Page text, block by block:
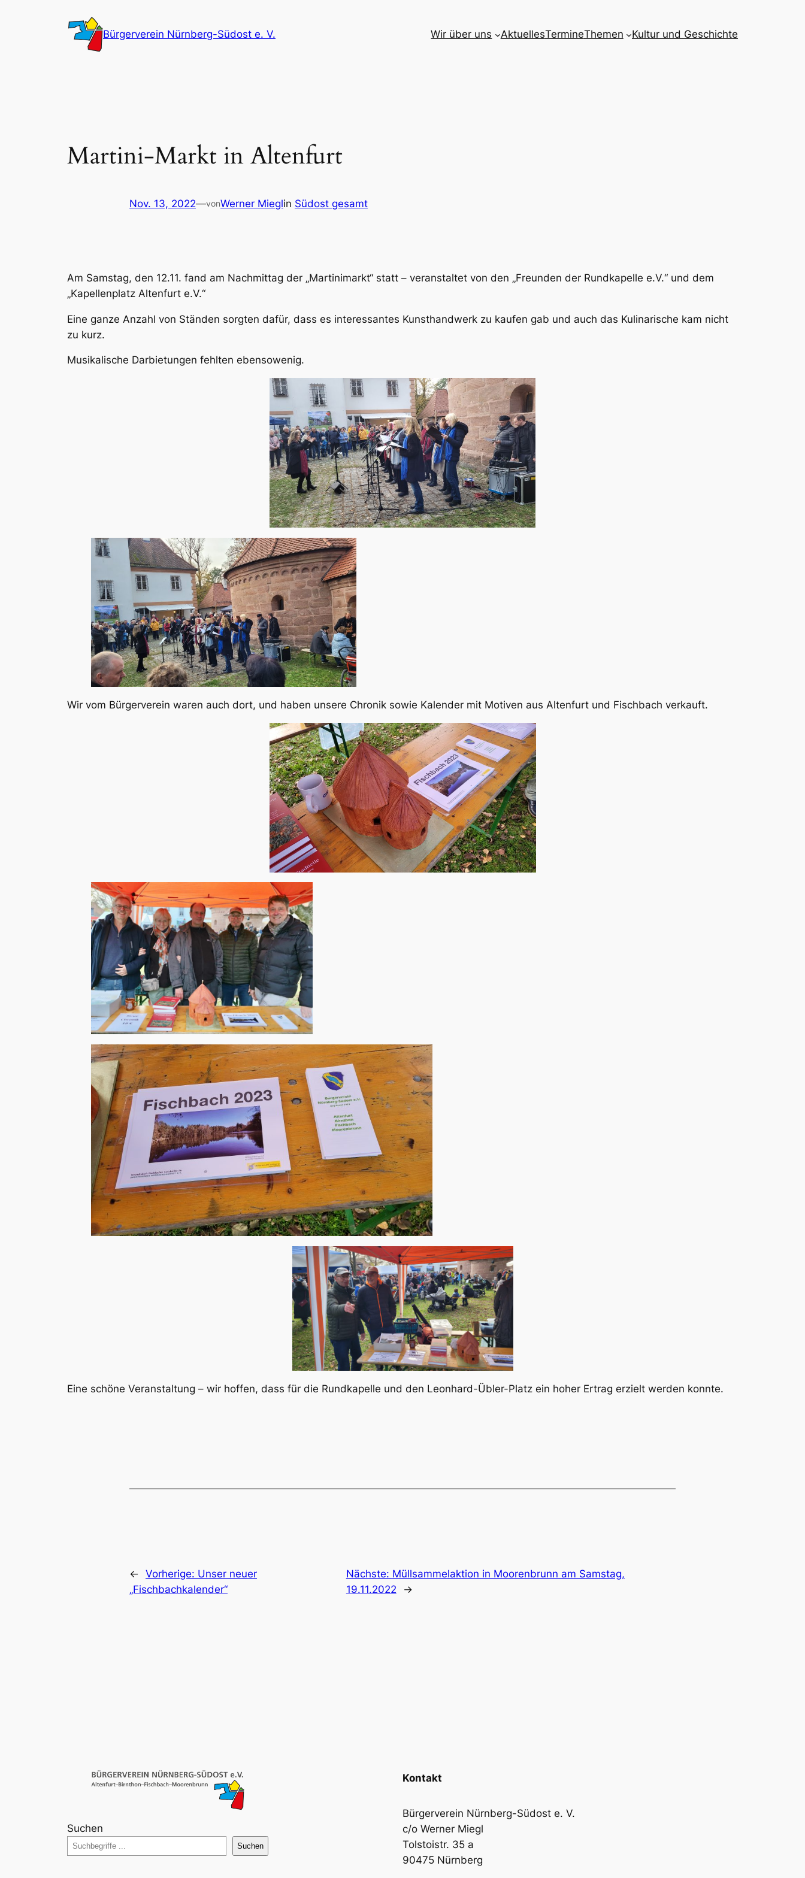
Bürgerverein Nürnberg-Südost e. V. Wir über uns AktuellesTermineThemen Kultur und Geschichte
Martini-Markt in Altenfurt
Nov. 13, 2022—vonWerner Mieglin Südost gesamt
Am Samstag, den 12.11. fand am Nachmittag der „Martinimarkt“ statt – veranstaltet von den „Freunden der Rundkapelle e.V.“ und dem
„Kapellenplatz Altenfurt e.V.“
Eine ganze Anzahl von Ständen sorgten dafür, dass es interessantes Kunsthandwerk zu kaufen gab und auch das Kulinarische kam nicht
zu kurz.
Musikalische Darbietungen fehlten ebensowenig.
Wir vom Bürgerverein waren auch dort, und haben unsere Chronik sowie Kalender mit Motiven aus Altenfurt und Fischbach verkauft.
Eine schöne Veranstaltung – wir hoffen, dass für die Rundkapelle und den Leonhard-Übler-Platz ein hoher Ertrag erzielt werden konnte.
← Vorherige: Unser neuer
„Fischbachkalender“
Nächste: Müllsammelaktion in Moorenbrunn am Samstag,
19.11.2022
→
Suchen
Suchen
Kontakt
Bürgerverein Nürnberg-Südost e. V.
c/o Werner Miegl
Tolstoistr. 35 a
90475 Nürnberg